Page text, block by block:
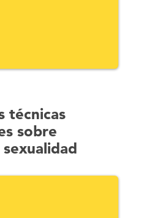
técnicas
sobre